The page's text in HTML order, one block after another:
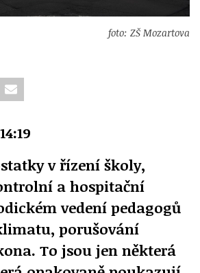
foto: ZŠ Mozartova
v řízení školy,
a hospitační
vedení pedagogů
porušování
To jsou jen některá